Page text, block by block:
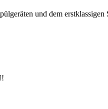
und dem erstklassigen